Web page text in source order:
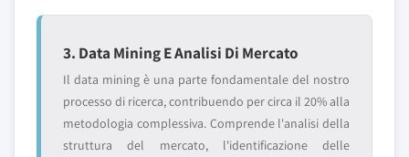
3. Data Mining E Analisi Di Mercato
Il data mining è una parte fondamentale del nostro
processo di ricerca, contribuendo per circa il 20% alla
metodologia complessiva. Comprende l'analisi della
struttura del mercato, l'identificazione delle